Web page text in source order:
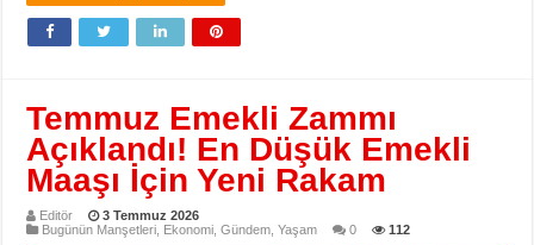
Temmuz Emekli Zammı
Açıklandı! En Düşük Emekli
Maaşı İçin Yeni Rakam
Editör
3 Temmuz 2026
Bugünün Manşetleri Ekonomi ,Gündem ,Yaşam 0 112